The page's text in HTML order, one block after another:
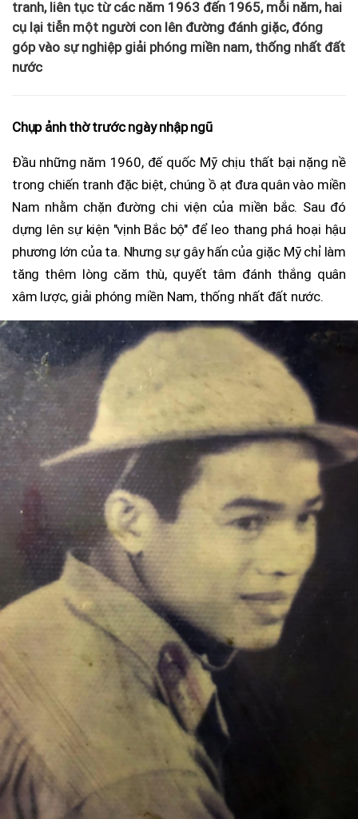
tranh, liên tục từ các năm 1963 đến 1965, mỗi năm, hai
cụ lại tiễn một người con lên đường đánh giặc, đóng
góp vào sự nghiệp giải phóng miền nam, thống nhất đất
nước
Chụp ảnh thờ trước ngày nhập ngũ
Đầu những năm 1960, đế quốc Mỹ chịu thất bại nặng nề
trong chiến tranh đặc biệt, chúng ồ ạt đưa quân vào miền
Nam nhằm chặn đường chi viện của miền bắc. Sau đó
dựng lên sự kiện "vịnh Bắc bộ" để leo thang phá hoại hậu
phương lớn của ta. Nhưng sự gây hấn của giặc Mỹ chỉ làm
tăng thêm lòng căm thù, quyết tâm đánh thắng quân
xâm lược, giải phóng miền Nam, thống nhất đất nước.